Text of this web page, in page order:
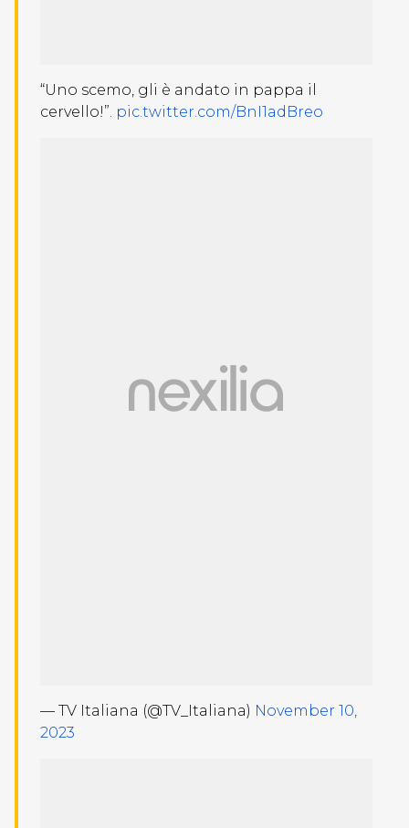
“Uno scemo, gli è andato in pappa il
cervello!”. pic.twitter.com/BnI1adBreo
— TV Italiana (@TV_Italiana) November 10,
2023